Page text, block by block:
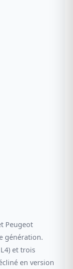
Peugeot
génération.
et trois
en version